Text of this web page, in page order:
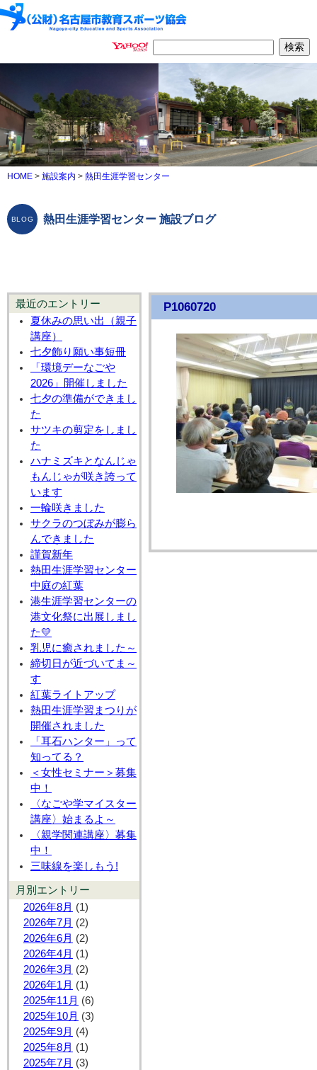
HOME > 施設案内 > 熱田生涯学習センター
熱田生涯学習センター 施設ブログ
最近のエントリー
夏休みの思い出（親子
講座）
七夕飾り願い事短冊
「環境デーなごや
2026」開催しました
七夕の準備ができまし
た
サツキの剪定をしまし
た
ハナミズキとなんじゃ
もんじゃが咲き誇って
います
一輪咲きました
サクラのつぼみが膨ら
んできました
謹賀新年
熱田生涯学習センター
中庭の紅葉
港生涯学習センターの
港文化祭に出展しまし
た💛
乳児に癒されました～
締切日が近づいてま～
す
紅葉ライトアップ
熱田生涯学習まつりが
開催されました
「耳石ハンター」って
知ってる？
＜女性セミナー＞募集
中！
〈なごや学マイスター
講座〉始まるよ～
〈親学関連講座〉募集
中！
三味線を楽しもう!
月別エントリー
2026年8月 (1)
2026年7月 (2)
2026年6月 (2)
2026年4月 (1)
2026年3月 (2)
2026年1月 (1)
2025年11月 (6)
2025年10月 (3)
2025年9月 (4)
2025年8月 (1)
2025年7月 (3)
P1060720